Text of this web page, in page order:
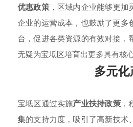
优惠政策，区域内企业能够更加
企业的运营成本，也鼓励了更多
台，促进各类资源的有效对接
无疑为宝坻区培育出更多具有核
多元
宝坻区通过实施产业扶持政策，
集的支持力度，吸引了高新技